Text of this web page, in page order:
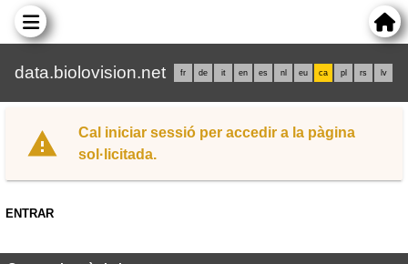
data.biolovision.net fr de it en es nl eu ca pl rs lv
Cal iniciar sessió per accedir a la pàgina
sol·licitada.
ENTRAR